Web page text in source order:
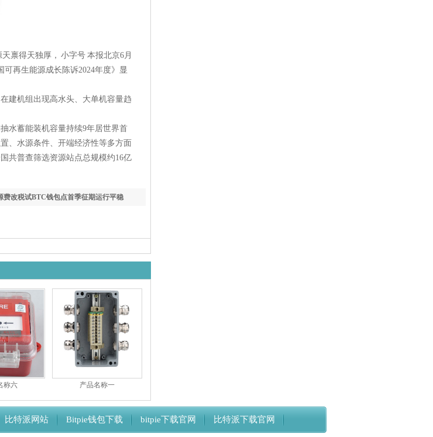
禀得天独厚， 小字号 本报北京6月
再生能源成长陈诉2024年度》显
建机组出现高水头、大单机容量趋
水蓄能装机容量持续9年居世界首
、水源条件、开端经济性等多方面
共普查筛选资源站点总规模约16亿
费改税试BTC钱包点首季征期运行平稳
称六 产品名称一
比特派网站 Bitpie钱包下载 bitpie下载官网 比特派下载官网